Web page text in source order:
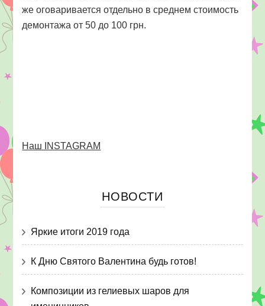
же оговаривается отдельно в среднем стоимость
демонтажа от 50 до 100 грн.
Наш INSTAGRAM
НОВОСТИ
Яркие итоги 2019 года
К Дню Святого Валентина будь готов!
Композиции из гелиевых шаров для